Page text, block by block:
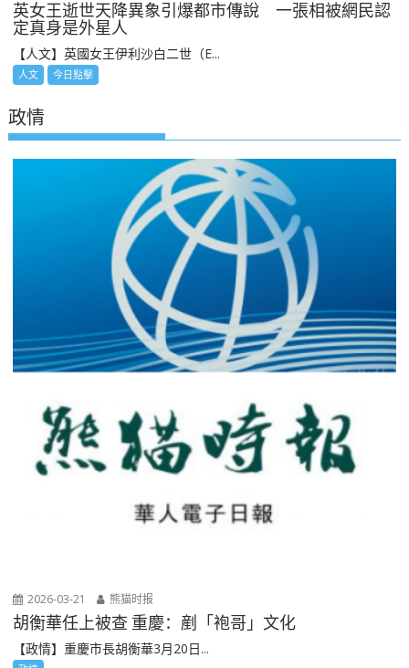
英女王逝世天降異象引爆都市傳說 一張相被網民認
定真身是外星人
【人文】英國女王伊利沙白二世（E...
人文 今日點擊
政情
2026-03-21 熊猫时报
胡衡華任上被查 重慶：剷「袍哥」文化
【政情】重慶市長胡衡華3月20日...